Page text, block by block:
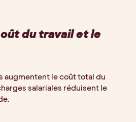
du travail et le
augmentent le coût total du
salariales réduisent le